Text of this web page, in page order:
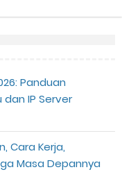
Panduan
dan IP Server
Cara Kerja,
Masa Depannya